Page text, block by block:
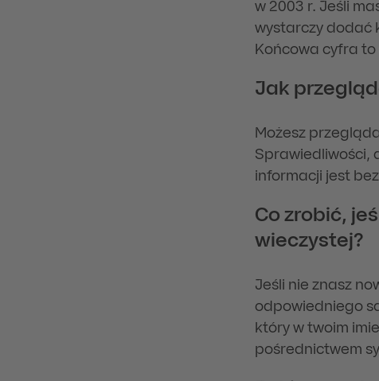
w 2003 r. Jeśli
wystarczy dodać
Końcowa cyfra
Jak
Możesz
Sprawiedliwości,
informacji jest
Co zrobić,
wieczystej?
Jeśli nie znasz
odpowiedniego
który w twoim
pośrednictwem